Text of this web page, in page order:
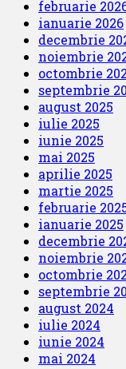
februarie
ianuarie 2026
decembrie
noiembrie
octombrie
septembrie
august 2025
iulie 2025
iunie 2025
mai 2025
aprilie 2025
martie 2025
februarie
ianuarie 2025
decembrie
noiembrie
octombrie
septembrie
august 2024
iulie 2024
iunie 2024
mai 2024